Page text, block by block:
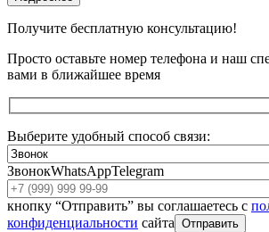
Получите бесплатную консультацию!
Просто оставьте номер телефона и наш
вами в ближайшее время
Выберите удобный способ связи:
ЗвонокWhatsAppTelegram
кнопку “Отправить” вы соглашаетесь с
конфиденциальности сайта Отправить